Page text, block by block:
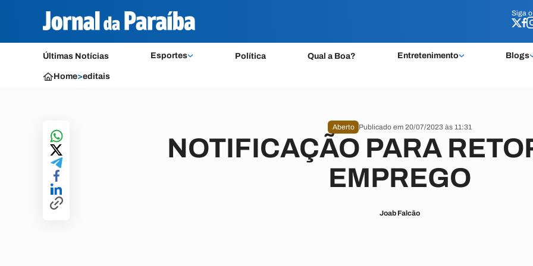
Siga o
Últimas Notícias Esportes Política Qual a Boa? Entretenimento Blogs
Siga o
Home>editais
Aberto Publicado em 20/07/2023 às 11:31
NOTIFICAÇÃO PARA
EMPREGO
Joab Falcão